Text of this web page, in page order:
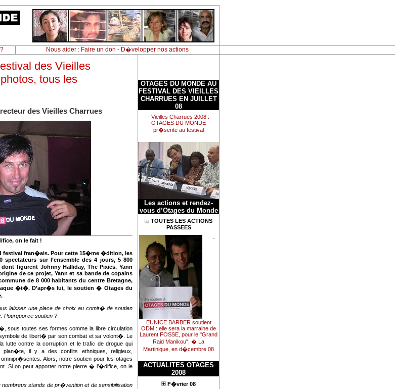
Nous aider : Faire un don - D�velopper nos actions
OTAGES DU MONDE AU
FESTIVAL DES VIEILLES
CHARRUES EN JUILLET
08
- Vieilles Charrues 2008 :
OTAGES DU MONDE
pr�sente au festival
Les actions et rendez-
vous d’Otages du Monde
TOUTES LES ACTIONS
PASSEES
-
EUNICE BARBER soutient
ODM : elle sera la marraine de
Laurent FOSSE, pour le "Grand
Raid Manikou", � La
Martinique, en d�cembre 08
ACTUALITES OTAGES
2008
F�vrier 08
des Vieilles
tous les
des Vieilles Charrues
on le fait !
festival fran�ais. Pour cette 15�me �dition, les
spectateurs sur l’ensemble des 4 jours, 5 800
figurent Johnny Halliday, The Pixies, Yann
de ce projet, Yann et sa bande de copains
de 8 000 habitants du centre Bretagne,
�t�. D’apr�s lui, le soutien � Otages du
laissez une place de choix au comit� de soutien
Pourquoi ce soutien ?
sous toutes ses formes comme la libre circulation
de libert� par son combat et sa volont�. Le
lutte contre la corruption et le trafic de drogue qui
il y a des conflits ethniques, religieux,
Alors, notre soutien pour les otages
Si on peut apporter notre pierre � l’�difice, on le
stands de pr�vention et de sensibilisation